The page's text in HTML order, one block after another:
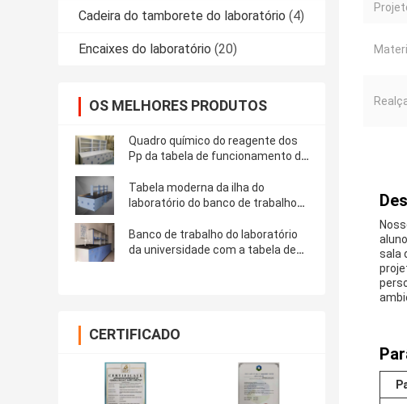
Cadeira do tamborete do laboratório (4)
Encaixes do laboratório (20)
OS MELHORES PRODUTOS
Quadro químico do reagente dos
Pp da tabela de funcionamento do
Tabela moderna da ilha do
laboratório do banco de trabalho
Banco de trabalho do laboratório
da universidade com a tabela de
CERTIFICADO
sala